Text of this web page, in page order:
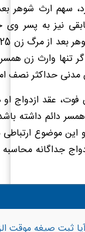
سهم ارث شوهر
نیز به پسر وی
اگر تنها وارث زن
عقد ازدواج او
همسر دائم داشته
موضوع
جداگانه
ثبت صیغه موقت